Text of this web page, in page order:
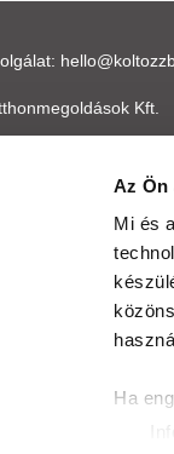
Az Ön
Mi és a
Ha
Kft.